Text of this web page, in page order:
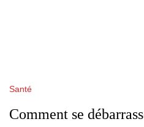
Santé
Comment se